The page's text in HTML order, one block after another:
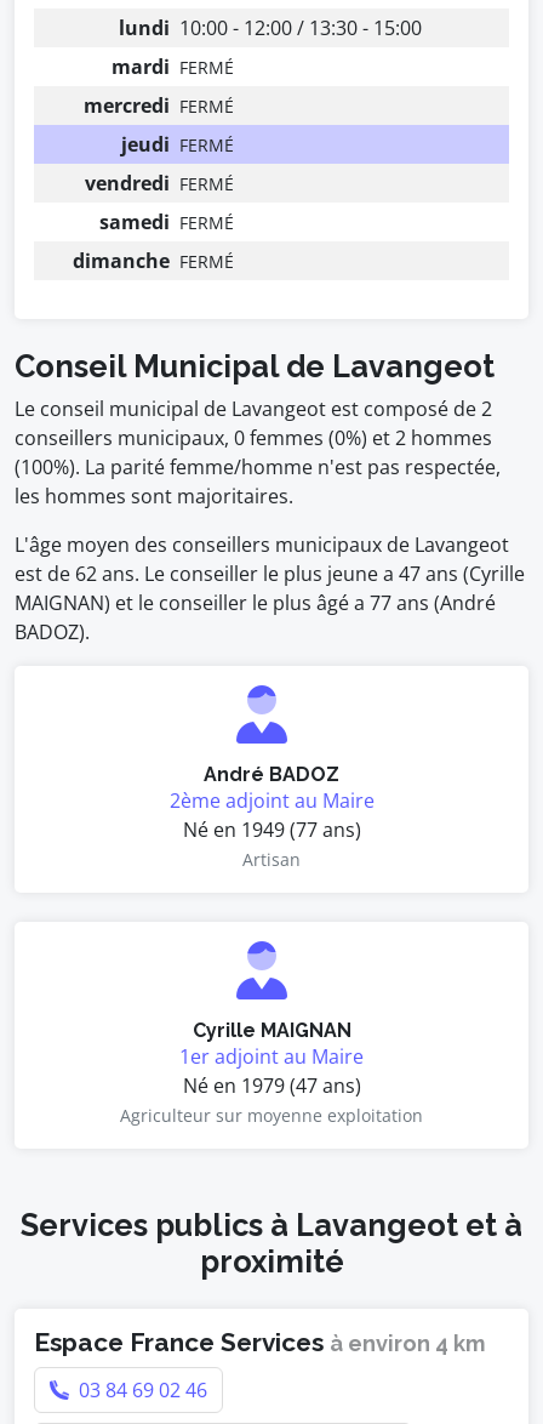
lundi 10:00 - 12:00 / 13:30 - 15:00
mardi FERMÉ
mercredi FERMÉ
jeudi FERMÉ
vendredi FERMÉ
samedi FERMÉ
dimanche FERMÉ
Conseil Municipal de Lavangeot
Le conseil municipal de Lavangeot est composé de 2
conseillers municipaux, 0 femmes (0%) et 2 hommes
(100%). La parité femme/homme n'est pas respectée,
les hommes sont majoritaires.
L'âge moyen des conseillers municipaux de Lavangeot
est de 62 ans. Le conseiller le plus jeune a 47 ans (Cyrille
MAIGNAN) et le conseiller le plus âgé a 77 ans (André
BADOZ).
André BADOZ
2ème adjoint au Maire
Né en 1949 (77 ans)
Artisan
Cyrille MAIGNAN
1er adjoint au Maire
Né en 1979 (47 ans)
Agriculteur sur moyenne exploitation
Services publics à Lavangeot et à
proximité
Espace France Services à environ 4 km
03 84 69 02 46